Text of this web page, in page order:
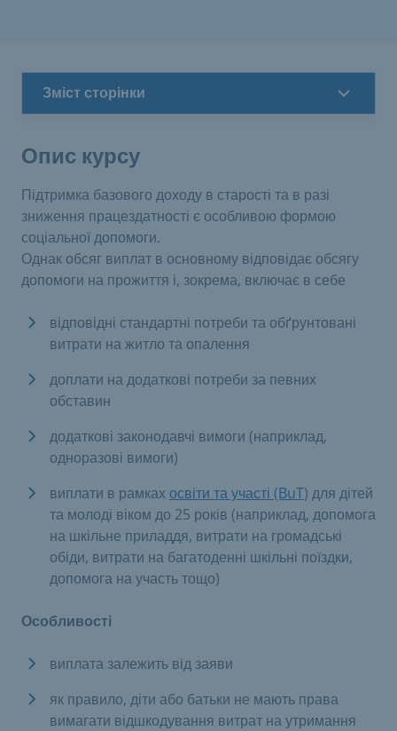
Зміст сторінки
Опис курсу
Підтримка базового доходу в старості та в разі
зниження працездатності є особливою формою
соціальної допомоги.
Однак обсяг виплат в основному відповідає обсягу
допомоги на прожиття і, зокрема, включає в себе
відповідні стандартні потреби та обґрунтовані
витрати на житло та опалення
доплати на додаткові потреби за певних
обставин
додаткові законодавчі вимоги (наприклад,
одноразові вимоги)
виплати в рамкахосвіти та участі (BuT) для дітей
та молоді віком до 25 років (наприклад, допомога
на шкільне приладдя, витрати на громадські
обіди, витрати на багатоденні шкільні поїздки,
допомога на участь тощо)
Особливості
виплата залежить від заяви
як правило, діти або батьки не мають права
вимагати відшкодування витрат на утримання